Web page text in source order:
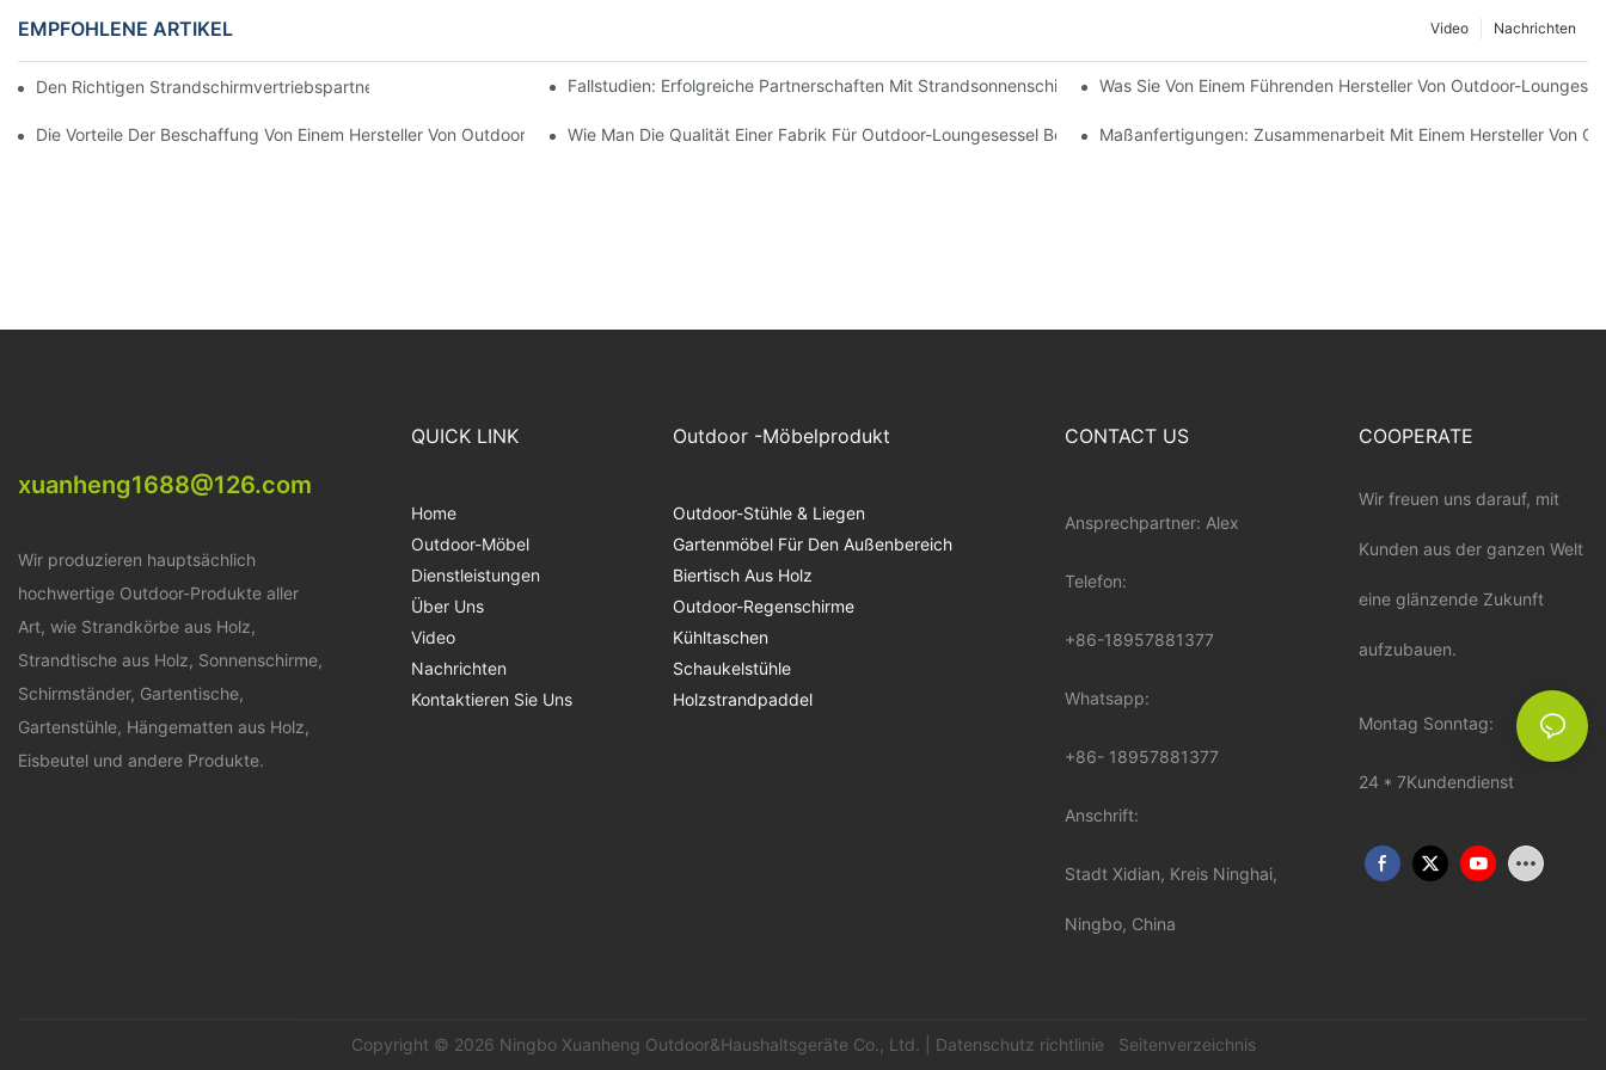
EMPFOHLENE ARTIKEL Nachrichten
Video
Den Richtigen Strandschirmvertriebspartner Für Ihre Geschäftlichen Bedürfnisse FindenFallstudien: Erfolgreiche Partnerschaften Mit StrandsonnenschirmvertreibernWas Sie Von Einem Führenden Hersteller Von Outdoor-
Die Vorteile Der Beschaffung Von Einem Hersteller Von Outdoor-Lounge-StühlenWie Man Die Qualität Einer Fabrik Für Outdoor-Loungesessel BeurteiltMaßanfertigungen: Zusammenarbeit Mit Einem Hersteller Von
xuanheng1688@126.com
Wir produzieren hauptsächlich
hochwertige Outdoor-Produkte aller
Art, wie Strandkörbe aus Holz,
Strandtische aus Holz, Sonnenschirme,
Schirmständer, Gartentische,
Gartenstühle, Hängematten aus Holz,
Eisbeutel und andere Produkte.
QUICK LINK
Home
Outdoor-Möbel
Dienstleistungen
Über Uns
Video
Nachrichten
Kontaktieren Sie Uns
Outdoor -Möbelprodukt
Outdoor-Stühle & Liegen
Gartenmöbel Für Den Außenbereich
Biertisch Aus Holz
Outdoor-Regenschirme
Kühltaschen
Schaukelstühle
Holzstrandpaddel
CONTACT US
Ansprechpartner: Alex
Telefon:
+86-18957881377
Whatsapp:
+86- 18957881377
Anschrift:
Stadt Xidian, Kreis Ninghai,
Ningbo, China
COOPERATE
Wir freuen uns darauf, mit
Kunden aus der ganzen Welt
eine glänzende Zukunft
aufzubauen.
Montag Sonntag:
24 * 7Kundendienst
Copyright © 2026 Ningbo Xuanheng Outdoor&Haushaltsgeräte Co., Ltd. | Datenschutz richtlinie Seitenverzeichnis